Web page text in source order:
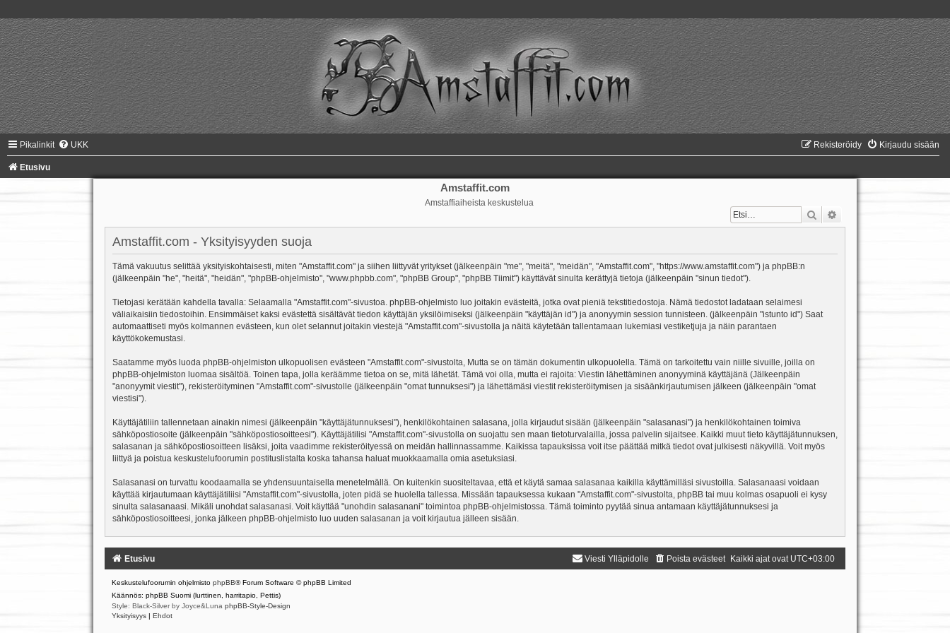
Pikalinkit UKK Kirjaudu sisään
Rekisteröidy
Etusivu
Amstaffit.com
Amstaffiaiheista keskustelua
Etsi
Amstaffit.com - Yksityisyyden suoja
Tämä vakuutus selittää yksityiskohtaisesti, miten "Amstaffit.com" ja siihen liittyvät yritykset (jälkeenpäin "me", "meitä", "meidän", "Amstaffit.com", "https://www.amstaffit.com") ja phpBB:n
(jälkeenpäin "he", "heitä", "heidän", "phpBB-ohjelmisto", "www.phpbb.com", "phpBB Group", "phpBB Tiimit") käyttävät sinulta kerättyjä tietoja (jälkeenpäin "sinun tiedot").
Tietojasi kerätään kahdella tavalla: Selaamalla "Amstaffit.com"-sivustoa. phpBB-ohjelmisto luo joitakin evästeitä, jotka ovat pieniä tekstitiedostoja. Nämä tiedostot ladataan selaimesi
väliaikaisiin tiedostoihin. Ensimmäiset kaksi evästettä sisältävät tiedon käyttäjän yksilöimiseksi (jälkeenpäin "käyttäjän id") ja anonyymin session tunnisteen. (jälkeenpäin "istunto id") Saat
automaattiseti myös kolmannen evästeen, kun olet selannut joitakin viestejä "Amstaffit.com"-sivustolla ja näitä käytetään tallentamaan lukemiasi vestiketjuja ja näin parantaen
käyttökokemustasi.
Saatamme myös luoda phpBB-ohjelmiston ulkopuolisen evästeen "Amstaffit.com"-sivustolta, Mutta se on tämän dokumentin ulkopuolella. Tämä on tarkoitettu vain niille sivuille, joilla on
phpBB-ohjelmiston luomaa sisältöä. Toinen tapa, jolla keräämme tietoa on se, mitä lähetät. Tämä voi olla, mutta ei rajoita: Viestin lähettäminen anonyyminä käyttäjänä (Jälkeenpäin
"anonyymit viestit"), rekisteröityminen "Amstaffit.com"-sivustolle (jälkeenpäin "omat tunnuksesi") ja lähettämäsi viestit rekisteröitymisen ja sisäänkirjautumisen jälkeen (jälkeenpäin "omat
viestisi").
Käyttäjätiliin tallennetaan ainakin nimesi (jälkeenpäin "käyttäjätunnuksesi"), henkilökohtainen salasana, jolla kirjaudut sisään (jälkeenpäin "salasanasi") ja henkilökohtainen toimiva
sähköpostiosoite (jälkeenpäin "sähköpostiosoitteesi"). Käyttäjätilisi "Amstaffit.com"-sivustolla on suojattu sen maan tietoturvalailla, jossa palvelin sijaitsee. Kaikki muut tieto käyttäjätunnuksen,
salasanan ja sähköpostiosoitteen lisäksi, joita vaadimme rekisteröityessä on meidän hallinnassamme. Kaikissa tapauksissa voit itse päättää mitkä tiedot ovat julkisesti näkyvillä. Voit myös
liittyä ja poistua keskustelufoorumin postituslistalta koska tahansa haluat muokkaamalla omia asetuksiasi.
Salasanasi on turvattu koodaamalla se yhdensuuntaisella menetelmällä. On kuitenkin suositeltavaa, että et käytä samaa salasanaa kaikilla käyttämilläsi sivustoilla. Salasanaasi voidaan
käyttää kirjautumaan käyttäjätiliisi "Amstaffit.com"-sivustolla, joten pidä se huolella tallessa. Missään tapauksessa kukaan "Amstaffit.com"-sivustolta, phpBB tai muu kolmas osapuoli ei kysy
sinulta salasanaasi. Mikäli unohdat salasanasi. Voit käyttää "unohdin salasanani" toimintoa phpBB-ohjelmistossa. Tämä toiminto pyytää sinua antamaan käyttäjätunnuksesi ja
sähköpostiosoitteesi, jonka jälkeen phpBB-ohjelmisto luo uuden salasanan ja voit kirjautua jälleen sisään.
Etusivu Kaikki ajat ovat UTC+03:00
Poista evästeet
Viesti Ylläpidolle
Keskustelufoorumin ohjelmisto phpBB® Forum Software © phpBB Limited
Käännös: phpBB Suomi (lurttinen, harritapio, Pettis)
Style: Black-Silver by Joyce&Luna phpBB-Style-Design
Yksityisyys | Ehdot